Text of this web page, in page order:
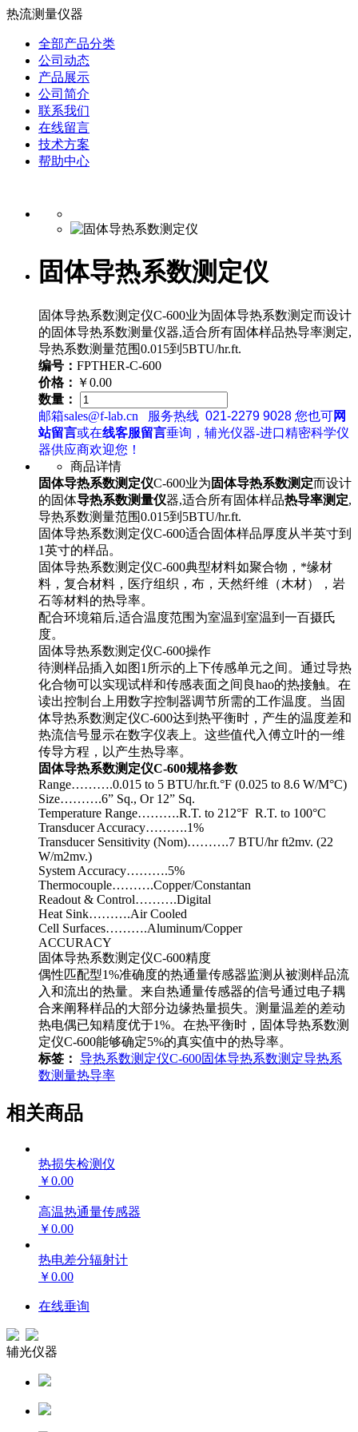
热流测量仪器
全部产品分类
公司动态
产品展示
公司简介
联系我们
在线留言
技术方案
帮助中心
固体导热系数测定仪
固体导热系数测定仪C-600业为固体导热系数测定而设计
的固体导热系数测量仪器,适合所有固体样品热导率测定,
导热系数测量范围0.015到5BTU/hr.ft.
编号： FPTHER-C-600
价格： ￥0.00
数量：
邮箱sales@f-lab.cn
服务热线 021-2279 9028 您也可网
站留言或在线客服留言垂询，辅光仪器-进口精密科学仪
器供应商欢迎您！
商品详情
固体导热系数测定仪C-600业为 固体导热系数测定而设计
的固体导热系数测量仪器,适合所有固体样品热导率测定,
导热系数测量范围0.015到5BTU/hr.ft.
固体导热系数测定仪C-600适合固体样品厚度从半英寸到
1英寸的样品。
固体导热系数测定仪C-600典型材料如聚合物，*缘材
料，复合材料，医疗组织，布，天然纤维（木材），岩
石等材料的热导率。
配合环境箱后,适合温度范围为室温到室温到一百摄氏
度。
固体导热系数测定仪C-600操作
待测样品插入如图1所示的上下传感单元之间。通过导热
化合物可以实现试样和传感表面之间良hao的热接触。在
读出控制台上用数字控制器调节所需的工作温度。当固
体导热系数测定仪C-600达到热平衡时，产生的温度差和
热流信号显示在数字仪表上。这些值代入傅立叶的一维
传导方程，以产生热导率。
固体导热系数测定仪C-600规格参数
Range……….0.015 to 5 BTU/hr.ft.°F (0.025 to 8.6 W/M°C)
Size……….6” Sq., Or 12” Sq.
Temperature Range……….R.T. to 212°F R.T. to 100°C
Transducer Accuracy……….1%
Transducer Sensitivity (Nom)……….7 BTU/hr ft2mv. (22
W/m2mv.)
System Accuracy……….5%
Thermocouple……….Copper/Constantan
Readout & Control……….Digital
Heat Sink……….Air Cooled
Cell Surfaces……….Aluminum/Copper
ACCURACY
固体导热系数测定仪C-600精度
偶性匹配型1%准确度的热通量传感器监测从被测样品流
入和流出的热量。来自热通量传感器的信号通过电子耦
合来阐释样品的大部分边缘热量损失。测量温差的差动
热电偶已知精度优于1%。在热平衡时，固体导热系数测
定仪C-600能够确定5%的真实值中的热导率。
标签： 导热系数测定仪C-600固体导热系数测定导热系
数测量热导率
相关商品
热损失检测仪
￥0.00
高温热通量传感器
￥0.00
热电差分辐射计
￥0.00
在线垂询
辅光仪器